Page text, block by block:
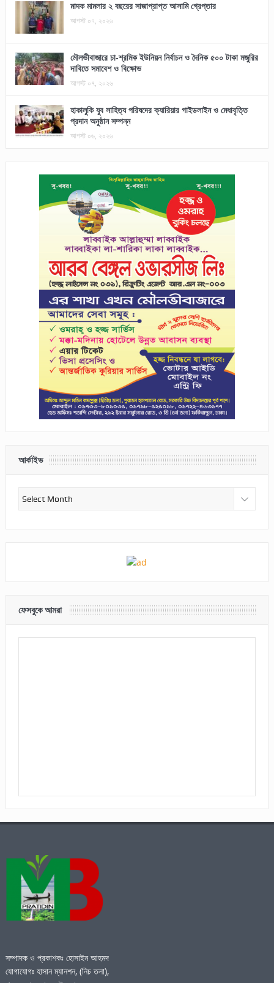
মাদক মামলার ২ বছরের সাজাপ্রাপ্ত আসামি গ্রেপ্তার
আগস্ট ০৭, ২০২৬
মৌলভীবাজারে চা-শ্রমিক ইউনিয়ন নির্বাচন ও দৈনিক ৫০০ টাকা মজুরির
দাবিতে সমাবেশ ও বিক্ষোভ
আগস্ট ০৭, ২০২৬
হাকালুকি যুব সাহিত্য পরিষদের ক্যারিয়ার গাইডলাইন ও মেধাবৃত্তি
প্রদান অনুষ্ঠান সম্পন্ন
আগস্ট ০৬, ২০২৬
আর্কাইভ
আর্কাইভ
ফেসবুকে আমরা
সম্পাদক ও প্রকাশকঃ হোসাইন আহমদ
যোগাযোগঃ হাসান ম্যানশন, (নিচ তলা),